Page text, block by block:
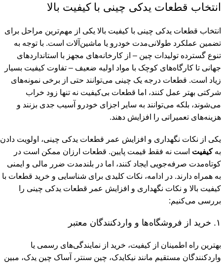
انتخاب قطعات یدکی چینی با کیفیت بالا
انتخاب قطعات یدکی چینی با کیفیت بالا یکی از مهم‌ترین مراحل برای
تضمین عملکرد طولانی‌مدت خودرو یا ماشین‌آلات است. با توجه به
تنوع گسترده تولیدات چین – از کارخانه‌های مجهز با استانداردهای
جهانی تا کارگاه‌های کوچک با مواد اولیه ضعیف – تفاوت کیفیت بسیار
زیاد است. قطعات درجه یک چینی می‌توانند حتی از برخی نمونه‌های
شرکتی بهتر عمل کنند، اما قطعات بی‌کیفیت نه تنها زود خراب
می‌شوند، بلکه می‌توانند به سایر اجزای خودرو آسیب جدی بزنند و
هزینه‌های تعمیراتی را افزایش دهند.
یکی از نکات نگهداری و افزایش عمر قطعات یدکی چینی، اولویت دادن
بهکیفیت است نه فقط قیمت پایین. قطعات ارزان ممکن است در
کوتاه‌مدت صرفه‌جویی ایجاد کنند، اما در بلندمدت ضرر مالی و ایمنی
به همراه دارند. در ادامه، نکات کلیدی برای شناسایی و خرید قطعات با
کیفیت بالا و نکات نگهداری و افزایش عمر قطعات یدکی چینی را
بررسی می‌کنیم:
۱. خرید از فروشگاه‌ها و واردکنندگان معتبر
بهترین راه اطمینان از کیفیت، خرید از نمایندگی‌های رسمی یا
واردکنندگان مستقیم مانند نیکایدک، چین سنتر، آساک چین یدک، مبین